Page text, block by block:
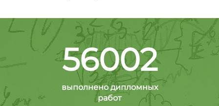
56002
выполнено дипломных
работ